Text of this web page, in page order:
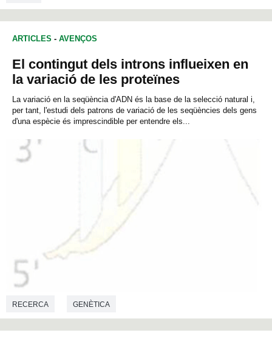
ARTICLES - AVENÇOS
El contingut dels introns influeixen en
la variació de les proteïnes
La variació en la seqüència d'ADN és la base de la selecció natural i,
per tant, l'estudi dels patrons de variació de les seqüències dels gens
d'una espècie és imprescindible per entendre els...
RECERCA GENÈTICA